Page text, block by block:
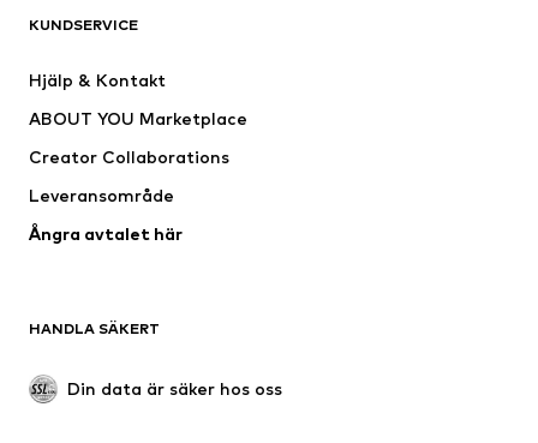
Nytt
Shirts & toppar
Jackor
Underkläder
Kappor
Badkläder
Tillfällen
Upcycling
KUNDSERVICE
Hjälp & Kontakt
ABOUT YOU Marketplace
Creator Collaborations
Leveransområde
Ångra avtalet här
HANDLA SÄKERT
Din data är säker hos oss